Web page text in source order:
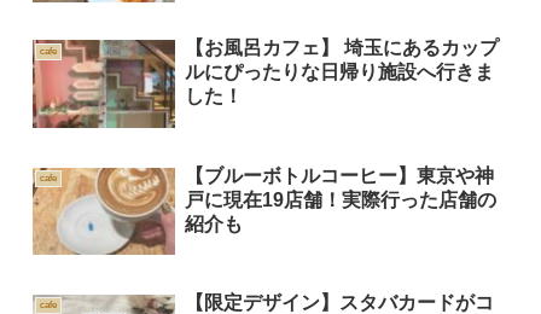
cafe
【お風呂カフェ】 埼玉にあるカップ
ルにぴったりな日帰り施設へ行きま
した！
cafe
【ブルーボトルコーヒー】東京や神
戸に現在19店舗！実際行った店舗の
紹介も
cafe
【限定デザイン】スタバカードがコ